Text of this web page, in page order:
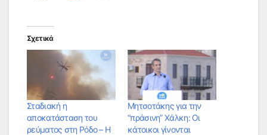
Σχετικά
Σταδιακή η
αποκατάσταση του
ρεύματος στη Ρόδο – Η
Μητσοτάκης για την
“πράσινη” Χάλκη: Οι
κάτοικοι γίνονται